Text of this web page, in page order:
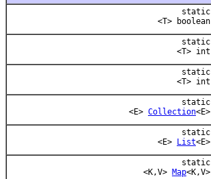
static
<T> boolean
static
<T> int
static
<T> int
static
<E> Collection<E>
static
<E> List<E>
static
<K,V> Map<K,V>